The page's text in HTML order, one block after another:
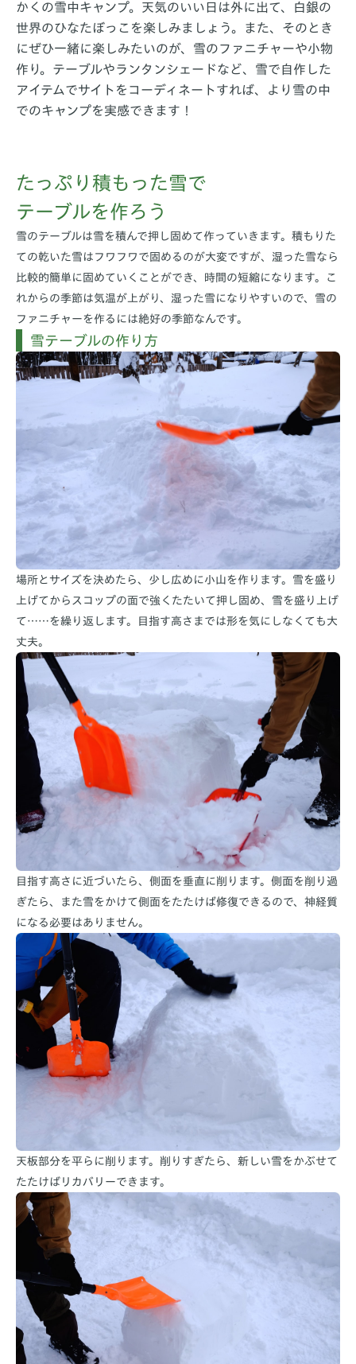
かくの雪中キャンプ。天気のいい日は外に出て、白銀の
世界のひなたぼっこを楽しみましょう。また、そのとき
にぜひ一緒に楽しみたいのが、雪のファニチャーや小物
作り。テーブルやランタンシェードなど、雪で自作した
アイテムでサイトをコーディネートすれば、より雪の中
でのキャンプを実感できます！
たっぷり積もった雪で
テーブルを作ろう
雪のテーブルは雪を積んで押し固めて作っていきます。積もりた
ての乾いた雪はフワフワで固めるのが大変ですが、湿った雪なら
比較的簡単に固めていくことができ、時間の短縮になります。こ
れからの季節は気温が上がり、湿った雪になりやすいので、雪の
ファニチャーを作るには絶好の季節なんです。
雪テーブルの作り方
場所とサイズを決めたら、少し広めに小山を作ります。雪を盛り
上げてからスコップの面で強くたたいて押し固め、雪を盛り上げ
て……を繰り返します。目指す高さまでは形を気にしなくても大
丈夫。
目指す高さに近づいたら、側面を垂直に削ります。側面を削り過
ぎたら、また雪をかけて側面をたたけば修復できるので、神経質
になる必要はありません。
天板部分を平らに削ります。削りすぎたら、新しい雪をかぶせて
たたけばリカバリーできます。